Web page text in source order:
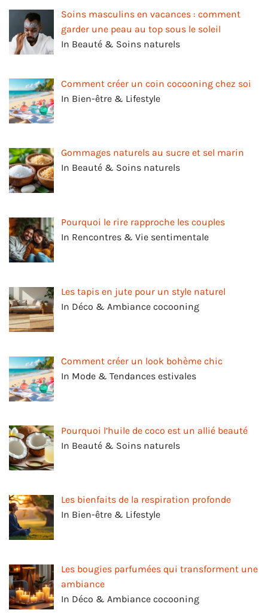
Soins masculins en vacances : comment
garder une peau au top sous le soleil
In Beauté & Soins naturels
Comment créer un coin cocooning chez soi
In Bien-être & Lifestyle
Gommages naturels au sucre et sel marin
In Beauté & Soins naturels
Pourquoi le rire rapproche les couples
In Rencontres & Vie sentimentale
Les tapis en jute pour un style naturel
In Déco & Ambiance cocooning
Comment créer un look bohème chic
In Mode & Tendances estivales
Pourquoi l’huile de coco est un allié beauté
In Beauté & Soins naturels
Les bienfaits de la respiration profonde
In Bien-être & Lifestyle
Les bougies parfumées qui transforment une
ambiance
In Déco & Ambiance cocooning